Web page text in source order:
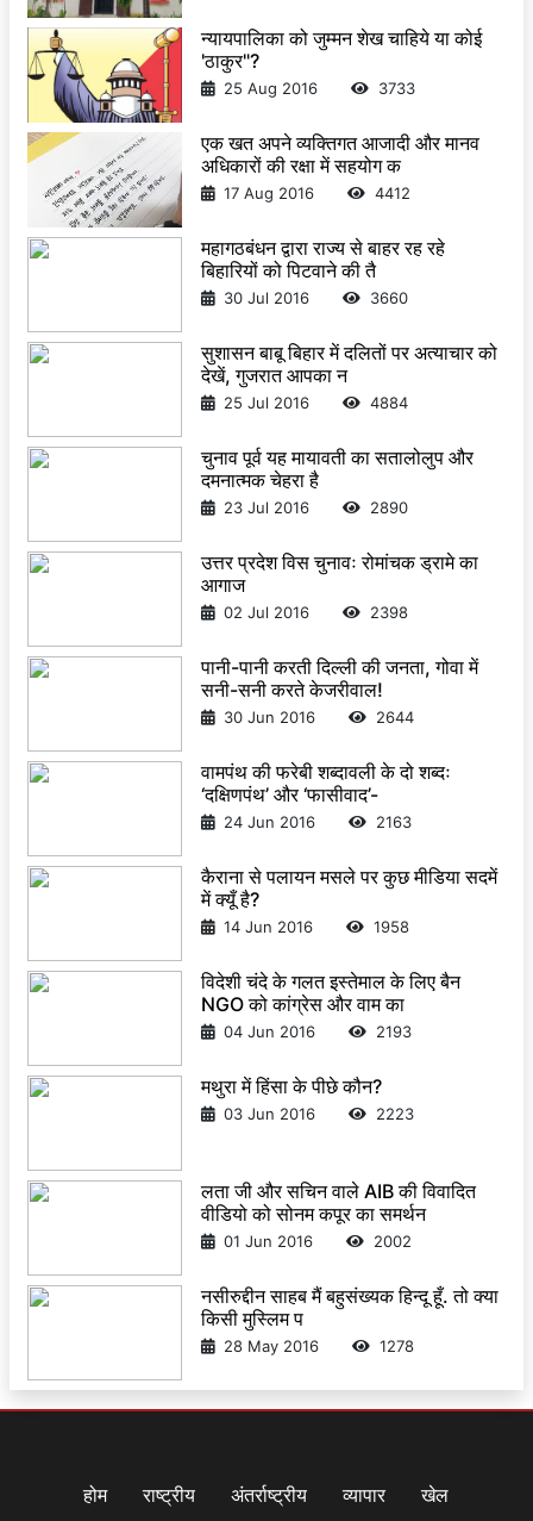
न्यायपालिका को जुम्मन शेख चाहिये या कोई
'ठाकुर"?
25 Aug 2016 3733
एक खत अपने व्यक्तिगत आजादी और मानव
अधिकारों की रक्षा में सहयोग क
17 Aug 2016 4412
महागठबंधन द्वारा राज्य से बाहर रह रहे
बिहारियों को पिटवाने की तै
30 Jul 2016 3660
सुशासन बाबू बिहार में दलितों पर अत्याचार को
देखें, गुजरात आपका न
25 Jul 2016 4884
चुनाव पूर्व यह मायावती का सतालोलुप और
दमनात्मक चेहरा है
23 Jul 2016 2890
उत्तर प्रदेश विस चुनावः रोमांचक ड्रामे का
आगाज
02 Jul 2016 2398
पानी-पानी करती दिल्ली की जनता, गोवा में
सनी-सनी करते केजरीवाल!
30 Jun 2016 2644
वामपंथ की फरेबी शब्दावली के दो शब्दः
‘दक्षिणपंथ’ और ‘फासीवाद’-
24 Jun 2016 2163
कैराना से पलायन मसले पर कुछ मीडिया सदमें
में क्यूँ है?
14 Jun 2016 1958
विदेशी चंदे के गलत इस्तेमाल के लिए बैन
NGO को कांग्रेस और वाम का
04 Jun 2016 2193
मथुरा में हिंसा के पीछे कौन?
03 Jun 2016 2223
लता जी और सचिन वाले AIB की विवादित
वीडियो को सोनम कपूर का समर्थन
01 Jun 2016 2002
नसीरुद्दीन साहब मैं बहुसंख्यक हिन्दू हूँ. तो क्या
किसी मुस्लिम प
28 May 2016 1278
होम राष्ट्रीय अंतर्राष्ट्रीय व्यापार खेल